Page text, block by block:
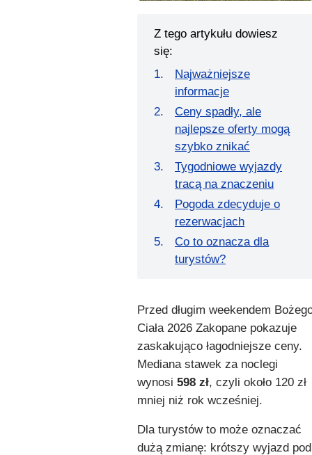
Z tego artykułu dowiesz
się:
Najważniejsze
informacje
Ceny spadły, ale
najlepsze oferty mogą
szybko znikać
Tygodniowe wyjazdy
tracą na znaczeniu
Pogoda zdecyduje o
rezerwacjach
Co to oznacza dla
turystów?
Przed długim weekendem
Ciała 2026 Zakopane pokazuje
zaskakująco łagodniejsze ceny.
Mediana stawek za noclegi
wynosi 598 zł, czyli około 120 zł
mniej niż rok wcześniej.
Dla turystów to może oznaczać
dużą zmianę: krótszy wyjazd pod